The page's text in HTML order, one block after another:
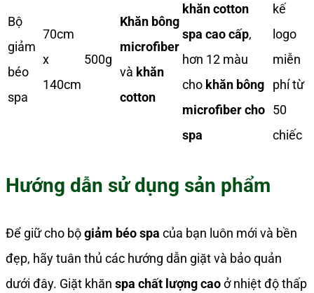
Bộ
giảm
béo
spa
70cm
x
140cm
500g
Khăn bông
microfiber
và khăn
cotton
khăn cotton
spa cao cấp,
hơn 12 màu
cho khăn bông
microfiber cho
spa
kế
logo
miễn
phí từ
50
chiếc
Hướng dẫn sử dụng sản phẩm
Để giữ cho bộgiảm béo spa của bạn luôn mới và bền
đẹp, hãy tuân thủ các hướng dẫn giặt và bảo quản
dưới đây. Giặt khăn spa chất lượng caoở nhiệt độ thấp